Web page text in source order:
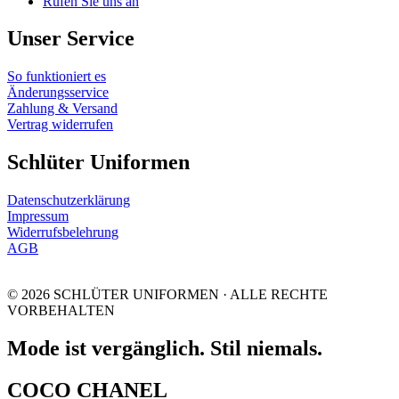
Unser Service
So funktioniert es
Änderungsservice
Zahlung & Versand
Vertrag widerrufen
Schlüter Uniformen
Datenschutzerklärung
Impressum
Widerrufsbelehrung
AGB
© 2026 SCHLÜTER UNIFORMEN · ALLE RECHTE
VORBEHALTEN
Mode ist vergänglich. Stil niemals.
COCO CHANEL